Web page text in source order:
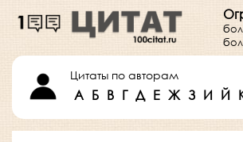
Цитаты по авторам
А Б В Г Д Е Ж З И Й